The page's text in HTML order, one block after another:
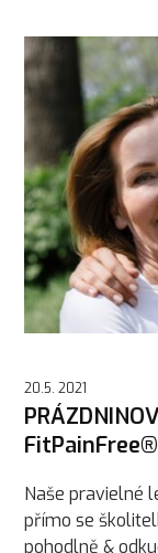
20.5. 2021
FitPainFree®
Naše pravielné
přímo se
pohodlně &